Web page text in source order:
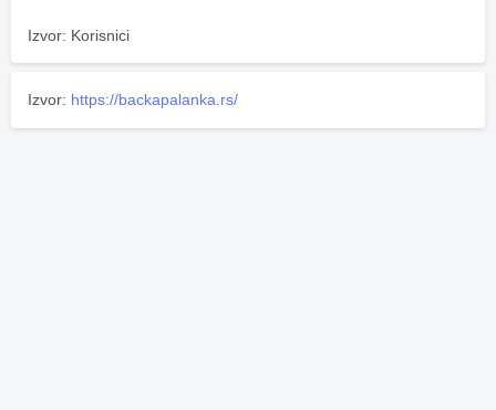
Izvor: Korisnici
Izvor: https://backapalanka.rs/